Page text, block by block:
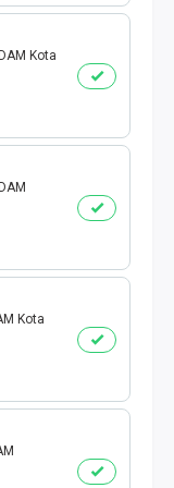
Kota
Kota